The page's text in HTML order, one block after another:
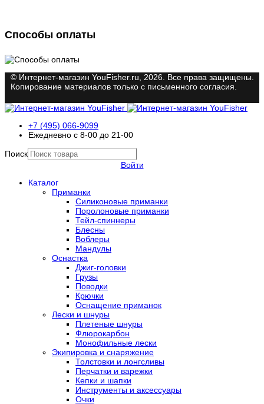
Способы оплаты
© Интернет-магазин YouFisher.ru, 2026. Все права защищены.
Копирование материалов только с письменного согласия.
+7 (495) 066-9099
Ежедневно с 8-00 до 21-00
Поиск
Войти
Каталог
Приманки
Силиконовые приманки
Поролоновые приманки
Тейл-спиннеры
Блесны
Воблеры
Мандулы
Оснастка
Джиг-головки
Грузы
Поводки
Крючки
Оснащение приманок
Лески и шнуры
Плетеные шнуры
Флюрокарбон
Монофильные лески
Экипировка и снаряжение
Толстовки и лонгсливы
Перчатки и варежки
Кепки и шапки
Инструменты и аксессуары
Очки